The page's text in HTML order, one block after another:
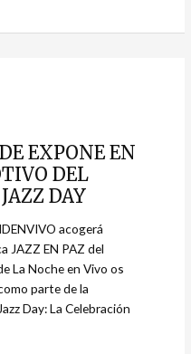
EXPONE EN
DEL
DAY
acogerá
JAZZ EN PAZ del
La Noche en Vivo os
parte de la
Day: La Celebración